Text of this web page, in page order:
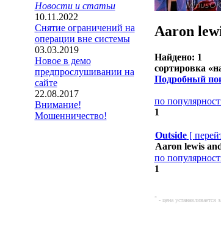
Новости и статьи
10.11.2022
Снятие ограничений на
операции вне системы
03.03.2019
Новое в демо
предпрослушивании на
сайте
22.08.2017
Внимание!
Мошенничество!
Aaron
Найдено: 1
сортировка «
Подробный
по
1
Outside[
Aaron lewis
по
1
* - цена